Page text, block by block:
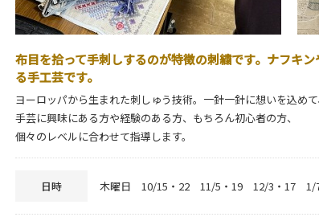
布目を拾って手刺しするのが特徴の刺繍です。ナフキ
る手工芸です。
ヨーロッパから生まれた刺しゅう技術。一針一針に想いを込め
手芸に興味にある方や経験のある方、もちろん初心者の方、
個々のレベルに合わせて指導します。
日時 木曜日 10/15・22 11/5・19 12/3・17 1/